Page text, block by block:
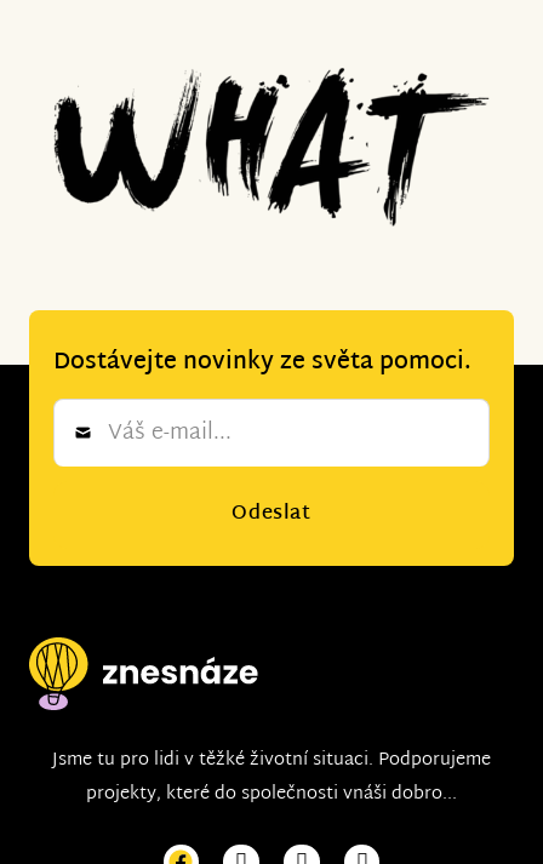
Dostávejte novinky ze světa pomoci.
Newsletter
Odeslat
Jsme tu pro lidi v těžké životní situaci. Podporujeme
projekty, které do společnosti vnáši dobro...